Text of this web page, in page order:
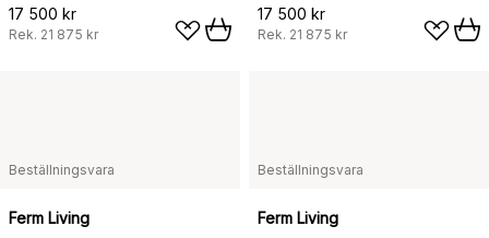
17 500 kr
Rek. 21 875 kr
17 500 kr
Rek. 21 875 kr
Beställningsvara
Ferm Living
Beställningsvara
Ferm Living